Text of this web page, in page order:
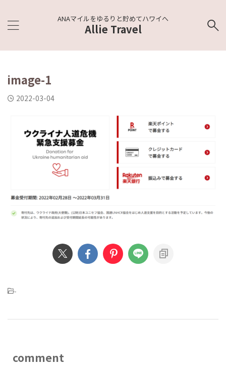
ANAマイルをゆるりと貯めてハワイへ
Allie Travel
image-1
2022-03-04
-
comment